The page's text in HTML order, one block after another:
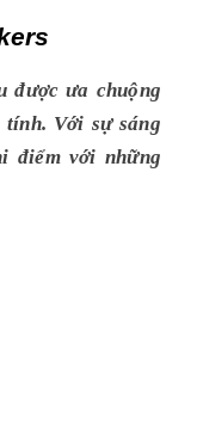
được ưa chuộng
Với sự sáng
điểm với những